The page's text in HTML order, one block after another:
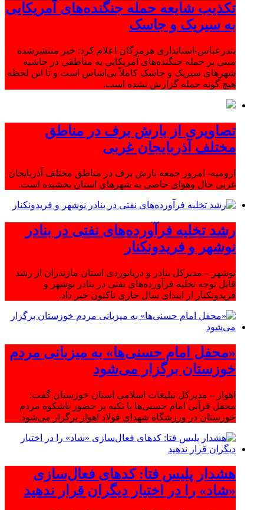
تکذیب شایعه حمله جنگنده‌های آمریکایی
به سیریک و جاسک
بندرعباس-استانداری هرمزگان اعلام کرد: خبر منتشرشده
مبنی بر حمله جنگنده‌های آمریکایی به مناطقی در حاشیه
شهرهای سیریک و جاسک کاملاً بی‌اساس است و تا این لحظه
هیچ گونه حمله گزارش نشده است.
تصاویری از بارش برف در مناطق
مختلف آذربایجان غربی
ارومیه- امروز جمعه بارش برف در مناطق مختلف آذربایجان
غربی حال وهوای خاصی به شهرهای استان بخشیده است.
رشد تخلیه فرآورده‌های نفتی در بنادر
نوشهر و فریدونکنار
نوشهر – مدیرکل بنادر و دریانوردی استان مازندران از رشد
قابل توجه تخلیه فرآورده‌های نفتی در بنادر نوشهر و
فریدونکنار از ابتدای سال جاری تاکنون خبر داد.
«محفل امام حسنی‌ها» به میزبانی مردم
خوزستان برگزار می‌شود
اهواز – مدیرکل تبلیغات اسلامی استان خوزستان گفت:
محفل قرآنی امام حسنی‌ها با تکیه بر حضور باشکوه مردم
خوزستان در ورزشگاه شهدای فولاد اهواز برگزار می‌شود.
هشدار پلیس فتا: کدهای فعال‌سازی
«شاد» را در اختیار دیگران قرار ندهید